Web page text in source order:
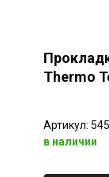
Thermo
Артикул:
в наличии